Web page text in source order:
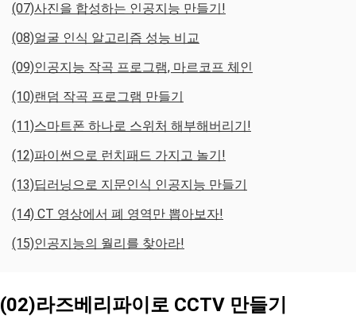
(07)사진을 합성하는 인공지능 만들기!
(08)얼굴 인식 알고리즘 성능 비교
(09)인공지능 작곡 프로그램, 마르코프 체인
(10)랜덤 작곡 프로그램 만들기
(11)스마트폰 하나로 스위처 해부해버리기!
(12)파이썬으로 런치패드 가지고 놀기!
(13)딥러닝으로 지문인식 인공지능 만들기
(14) CT 영상에서 폐 영역만 뽑아보자!
(15)인공지능의 월리를 찾아라!
(02)라즈베리파이로 CCTV 만들기